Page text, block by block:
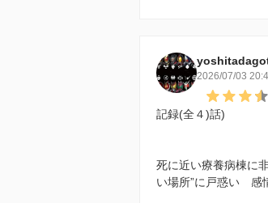
2026/07/03
記録(全４)話)
死に近い療養病棟に
い場所”に戸惑い 感